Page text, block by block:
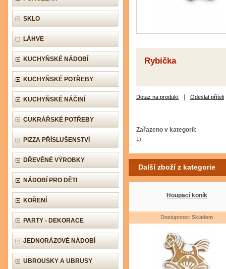
SKLO
LÁHVE
KUCHYŇSKÉ NÁDOBÍ
KUCHYŇSKÉ POTŘEBY
KUCHYŇSKÉ NÁČINÍ
CUKRÁŘSKÉ POTŘEBY
PIZZA PŘÍSLUŠENSTVÍ
DŘEVĚNÉ VÝROBKY
NÁDOBÍ PRO DĚTI
KOŘENÍ
PARTY - DEKORACE
JEDNORÁZOVÉ NÁDOBÍ
UBROUSKY A UBRUSY
Rybička
Dotaz na produkt Odeslat příteli
Zařazeno v kategorii:
1)
Další zboží z kategorie
Houpací koník
Dostupnost: Skladem